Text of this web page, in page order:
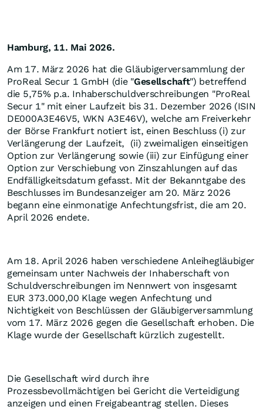
Hamburg, 11. Mai 2026.
Am 17. März 2026 hat die Gläubigerversammlung der
ProReal Secur 1 GmbH (die "Gesellschaft") betreffend
die 5,75% p.a. Inhaberschuldverschreibungen "ProReal
Secur 1" mit einer Laufzeit bis 31. Dezember 2026 (ISIN
DE000A3E46V5, WKN A3E46V), welche am Freiverkehr
der Börse Frankfurt notiert ist, einen Beschluss (i) zur
Verlängerung der Laufzeit, (ii) zweimaligen einseitigen
Option zur Verlängerung sowie (iii) zur Einfügung einer
Option zur Verschiebung von Zinszahlungen auf das
Endfälligkeitsdatum gefasst. Mit der Bekanntgabe des
Beschlusses im Bundesanzeiger am 20. März 2026
begann eine einmonatige Anfechtungsfrist, die am 20.
April 2026 endete.
Am 18. April 2026 haben verschiedene Anleihegläubiger
gemeinsam unter Nachweis der Inhaberschaft von
Schuldverschreibungen im Nennwert von insgesamt
EUR 373.000,00 Klage wegen Anfechtung und
Nichtigkeit von Beschlüssen der Gläubigerversammlung
vom 17. März 2026 gegen die Gesellschaft erhoben. Die
Klage wurde der Gesellschaft kürzlich zugestellt.
Die Gesellschaft wird durch ihre
Prozessbevollmächtigen bei Gericht die Verteidigung
anzeigen und einen Freigabeantrag stellen. Dieses